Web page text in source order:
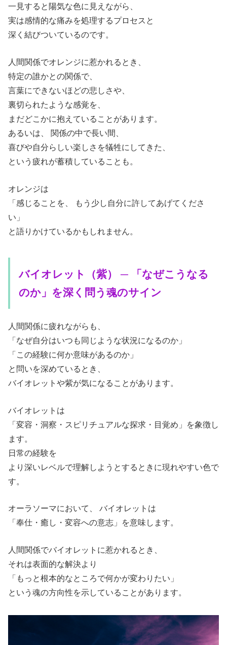
一見すると陽気な色に見えながら、
実は感情的な痛みを処理するプロセスと
深く結びついているのです。
人間関係でオレンジに惹かれるとき、
特定の誰かとの関係で、
言葉にできないほどの悲しさや、
裏切られたような感覚を、
まだどこかに抱えていることがあります。
あるいは、 関係の中で長い間、
喜びや自分らしい楽しさを犠牲にしてきた、
という疲れが蓄積していることも。
オレンジは
「感じることを、 もう少し自分に許してあげてくださ
い」
と語りかけているかもしれません。
バイオレット（紫） ─ 「なぜこうなる
のか」を深く問う魂のサイン
人間関係に疲れながらも、
「なぜ自分はいつも同じような状況になるのか」
「この経験に何か意味があるのか」
と問いを深めているとき、
バイオレットや紫が気になることがあります。
バイオレットは
「変容・洞察・スピリチュアルな探求・目覚め」を象徴し
ます。
日常の経験を
より深いレベルで理解しようとするときに現れやすい色で
す。
オーラソーマにおいて、 バイオレットは
「奉仕・癒し・変容への意志」を意味します。
人間関係でバイオレットに惹かれるとき、
それは表面的な解決より
「もっと根本的なところで何かが変わりたい」
という魂の方向性を示していることがあります。